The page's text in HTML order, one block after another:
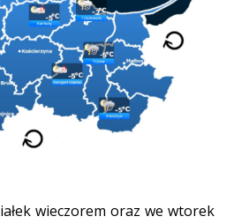
wieczorem oraz we wtorek